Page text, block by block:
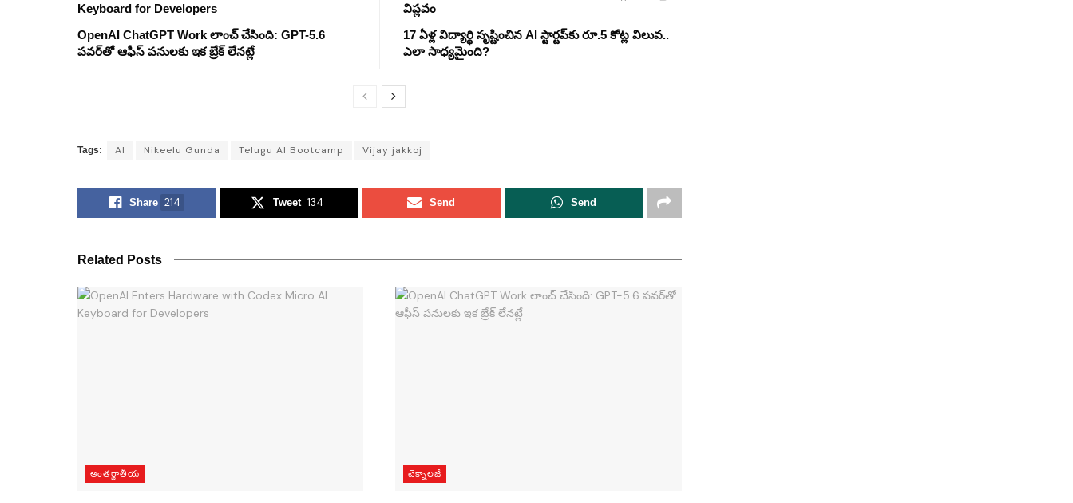
Keyboard for Developers
OpenAI ChatGPT Work లాంచ్ చేసింది: GPT-5.6
పవర్‌తో ఆఫీస్ పనులకు ఇక బ్రేక్ లేనట్లే
విప్లవం
17 ఏళ్ల విద్యార్థి సృష్టించిన AI స్టార్టప్‌కు రూ.5 కోట్ల విలువ..
ఎలా సాధ్యమైంది?
Tags: AI Nikeelu Gunda Telugu AI Bootcamp Vijay jakkoj
Share 214 Tweet 134 Send Send
Related Posts
అంతర్జాతీయ టెక్నాలజీ